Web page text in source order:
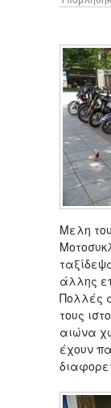
Μελη
άλλης
Πολλές
τους
αιώνα
έχουν